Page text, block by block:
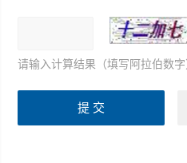
请输入计算结果（填写阿拉伯数